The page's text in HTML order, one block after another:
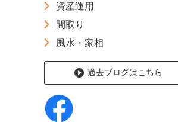
資産運用
間取り
風水・家相
過去ブログはこちら